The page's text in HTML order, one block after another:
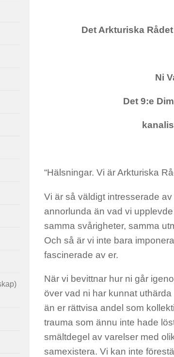
Det Arkturiska
Ni
Det 9:e
“Hälsningar. Vi är Arkturiska
Vi är så väldigt intresserade
annorlunda än vad vi
samma svårigheter, samma
Och så är vi inte bara
fascinerade av er.
När vi bevittnar hur ni går
över vad ni har kunnat
än er rättvisa andel som
trauma som ännu inte hade
smältdegel av varelser med
samexistera. Vi kan inte